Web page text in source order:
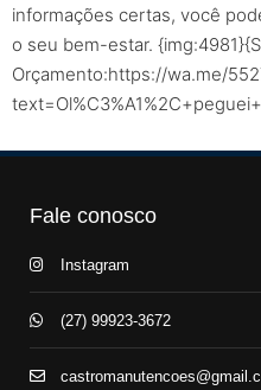
informações certas, você
o seu bem-estar.
Orçamento:https://wa.me/
Fale conosco
Instagram
(27) 99923-3672